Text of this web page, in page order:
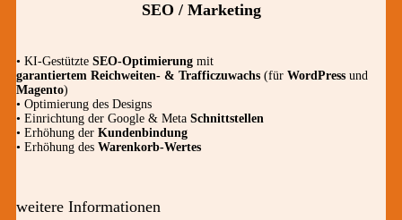
SEO / Marketing
• KI-Gestützte SEO-Optimierung mit
garantiertem Reichweiten- & Trafficzuwachs (für WordPress und
Magento)
• Optimierung des Designs
• Einrichtung der Google & Meta Schnittstellen
• Erhöhung der Kundenbindung
• Erhöhung des Warenkorb-Wertes
weitere Informationen